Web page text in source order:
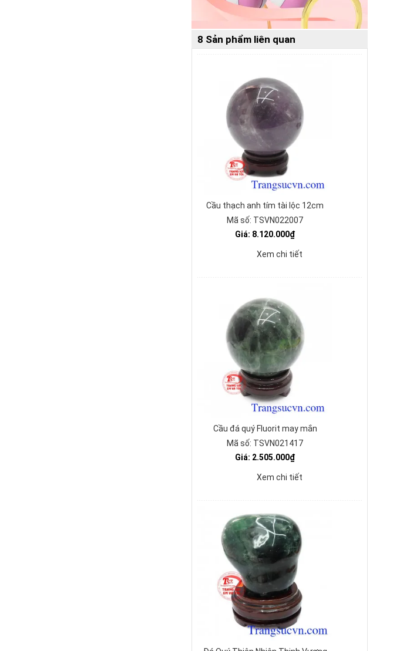
8 Sản phẩm liên quan
Cầu thạch anh tím tài lộc 12cm
Mã số: TSVN022007
Giá: 8.120.000₫
Xem chi tiết
Cầu đá quý Fluorit may mắn
Mã số: TSVN021417
Giá: 2.505.000₫
Xem chi tiết